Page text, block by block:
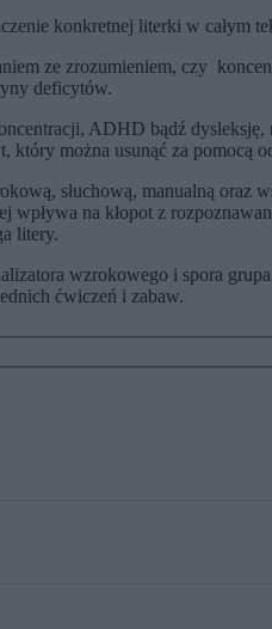
konkretnej literki w całym
ze zrozumieniem, czy
deficytów.
ADHD bądź
który można usunąć za
słuchową, manualną
na kłopot z
litery.
wzrokowego i spora
ćwiczeń i zabaw.